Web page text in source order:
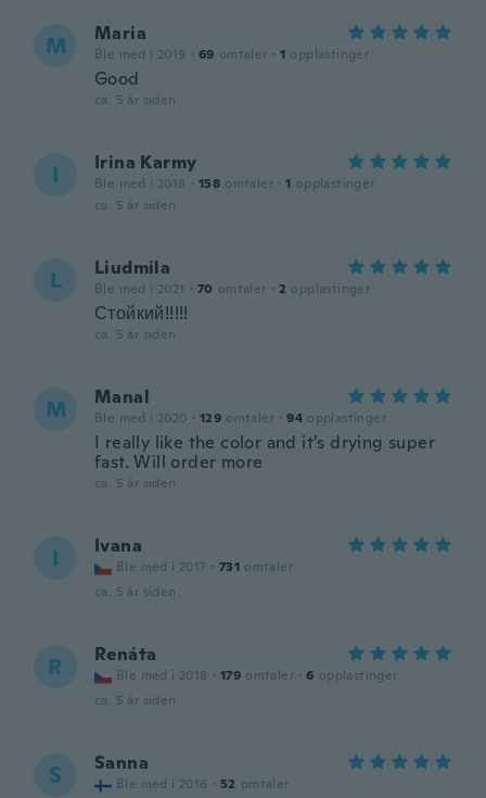
M Maria
Ble med i 2019 · 69 omtaler · 1 opplastinger
Good
ca. 5 år siden
I Irina Karmy
Ble med i 2018 · 158 omtaler · 1 opplastinger
ca. 5 år siden
L Liudmila
Ble med i 2021 · 70 omtaler · 2 opplastinger
Стойкий!!!!!
ca. 5 år siden
M Manal
Ble med i 2020 · 129 omtaler · 94 opplastinger
I really like the color and it’s drying super
fast. Will order more
ca. 5 år siden
I Ivana
Ble med i 2017 · 731 omtaler
ca. 5 år siden
R Renáta
Ble med i 2018 · 179 omtaler · 6 opplastinger
ca. 5 år siden
S Sanna
Ble med i 2016 · 52 omtaler